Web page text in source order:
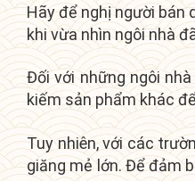
Hãy để nghị người bán
khi vừa nhìn ngôi nhà
Đối với những ngôi
kiếm sản phẩm khác
Tuy nhiên, với các
giăng mẻ lớn. Để đảm